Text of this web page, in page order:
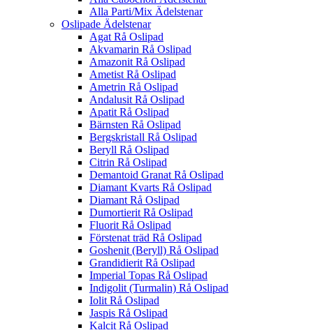
Alla Parti/Mix Ädelstenar
Oslipade Ädelstenar
Agat Rå Oslipad
Akvamarin Rå Oslipad
Amazonit Rå Oslipad
Ametist Rå Oslipad
Ametrin Rå Oslipad
Andalusit Rå Oslipad
Apatit Rå Oslipad
Bärnsten Rå Oslipad
Bergskristall Rå Oslipad
Beryll Rå Oslipad
Citrin Rå Oslipad
Demantoid Granat Rå Oslipad
Diamant Kvarts Rå Oslipad
Diamant Rå Oslipad
Dumortierit Rå Oslipad
Fluorit Rå Oslipad
Förstenat träd Rå Oslipad
Goshenit (Beryll) Rå Oslipad
Grandidierit Rå Oslipad
Imperial Topas Rå Oslipad
Indigolit (Turmalin) Rå Oslipad
Iolit Rå Oslipad
Jaspis Rå Oslipad
Kalcit Rå Oslipad